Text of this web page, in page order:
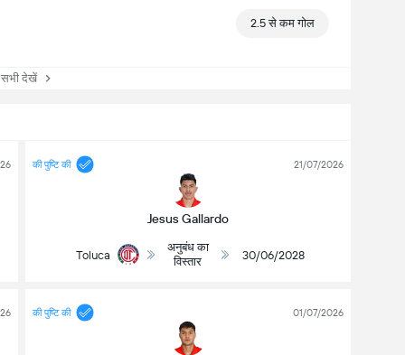
2.5 से कम गोल
देखें
की पुष्टि की
Jesus Gallardo
21/07/2026
Toluca
अनुबंध का
विस्तार
30/06/2028
की पुष्टि की 01/07/2026